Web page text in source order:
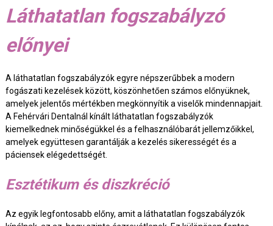
Láthatatlan fogszabályzó
előnyei
A láthatatlan fogszabályzók egyre népszerűbbek a modern
fogászati kezelések között, köszönhetően számos előnyüknek,
amelyek jelentős mértékben megkönnyítik a viselők mindennapjait.
A Fehérvári Dentalnál kínált láthatatlan fogszabályzók
kiemelkednek minőségükkel és a felhasználóbarát jellemzőikkel,
amelyek együttesen garantálják a kezelés sikerességét és a
páciensek elégedettségét.
Esztétikum és diszkréció
Az egyik legfontosabb előny, amit a láthatatlan fogszabályzók